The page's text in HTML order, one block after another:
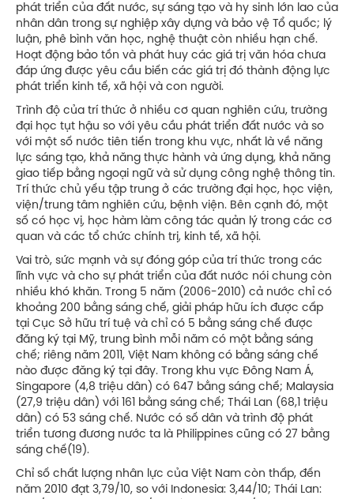
phát triển của đất nước, sự sáng tạo và hy sinh lớn lao của
nhân dân trong sự nghiệp xây dựng và bảo vệ Tổ quốc; lý
luận, phê bình văn học, nghệ thuật còn nhiều hạn chế.
Hoạt động bảo tồn và phát huy các giá trị văn hóa chưa
đáp ứng được yêu cầu biến các giá trị đó thành động lực
phát triển kinh tế, xã hội và con người.
Trình độ của trí thức ở nhiều cơ quan nghiên cứu, trường
đại học tụt hậu so với yêu cầu phát triển đất nước và so
với một số nước tiên tiến trong khu vực, nhất là về năng
lực sáng tạo, khả năng thực hành và ứng dụng, khả năng
giao tiếp bằng ngoại ngữ và sử dụng công nghệ thông tin.
Trí thức chủ yếu tập trung ở các trường đại học, học viện,
viện/trung tâm nghiên cứu, bệnh viện. Bên cạnh đó, một
số có học vị, học hàm làm công tác quản lý trong các cơ
quan và các tổ chức chính trị, kinh tế, xã hội.
Vai trò, sức mạnh và sự đóng góp của trí thức trong các
lĩnh vực và cho sự phát triển của đất nước nói chung còn
nhiều khó khăn. Trong 5 năm (2006-2010) cả nước chỉ có
khoảng 200 bằng sáng chế, giải pháp hữu ích được cấp
tại Cục Sở hữu trí tuệ và chỉ có 5 bằng sáng chế được
đăng ký tại Mỹ, trung bình mỗi năm có một bằng sáng
chế; riêng năm 2011, Việt Nam không có bằng sáng chế
nào được đăng ký tại đây. Trong khu vực Đông Nam Á,
Singapore (4,8 triệu dân) có 647 bằng sáng chế; Malaysia
(27,9 triệu dân) với 161 bằng sáng chế; Thái Lan (68,1 triệu
dân) có 53 sáng chế. Nước có số dân và trình độ phát
triển tương đương nước ta là Philippines cũng có 27 bằng
sáng chế(19).
Chỉ số chất lượng nhân lực của Việt Nam còn thấp, đến
năm 2010 đạt 3,79/10, so với Indonesia: 3,44/10; Thái Lan: